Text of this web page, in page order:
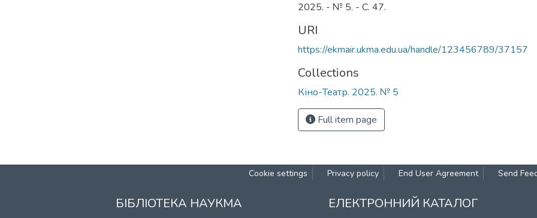
2025. - № 5. - С. 47.
URI
https://ekmair.ukma.edu.ua/handle/123456789/37157
Collections
Кіно-Театр. 2025. № 5
Full item page
Cookie settings Privacy policy End User Agreement Send
БІБЛІОТЕКА НАУКМА ЕЛЕКТРОННИЙ КАТАЛОГ